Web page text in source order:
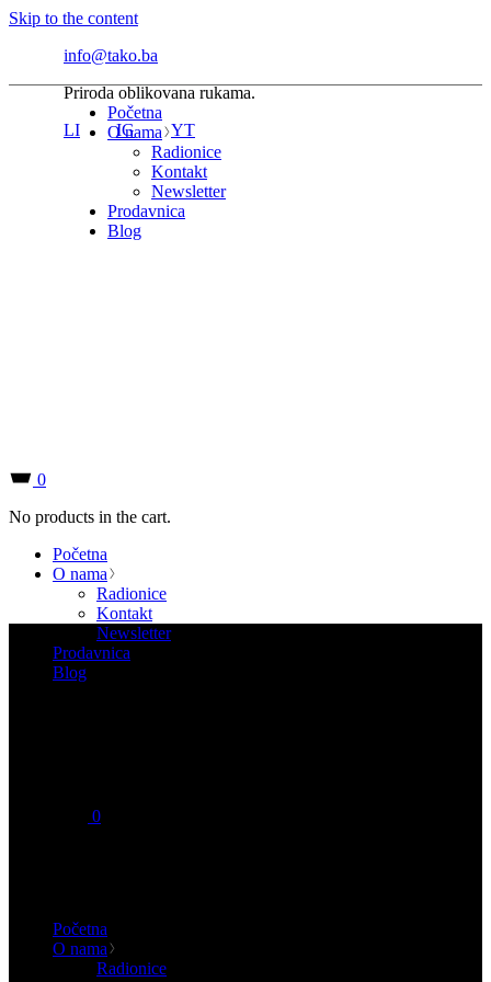
Skip to the content
info@tako.ba
Priroda oblikovana rukama.
LI
IG YT
Početna
O nama
Radionice
Kontakt
Newsletter
Prodavnica
Blog
0
Početna
O nama
Radionice
0
No products in the cart.
Početna
O nama
Radionice
Kontakt
Newsletter
Prodavnica
Blog